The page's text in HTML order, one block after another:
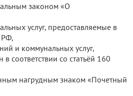
законом «О
услуг, предоставляемые в
РФ,
и коммунальных услуг,
соответствии со статьёй 160
нагрудным знаком «Почетный